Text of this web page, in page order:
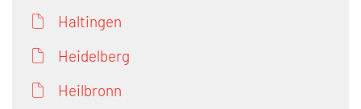
Haltingen
Heidelberg
Heilbronn